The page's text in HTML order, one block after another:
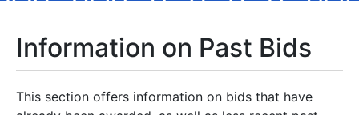
Information on Past Bids
This section offers information on bids that have